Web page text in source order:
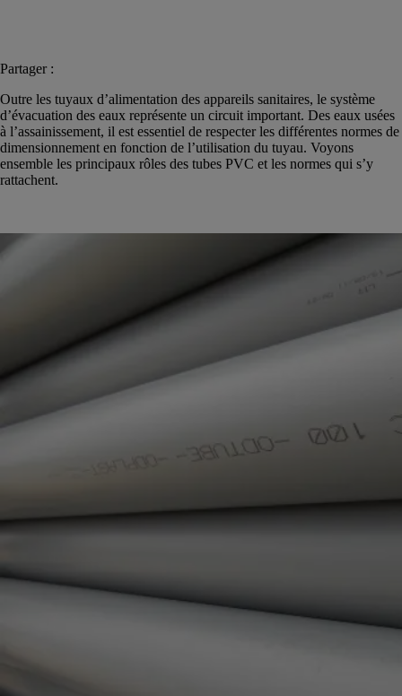
Partager :
Outre les tuyaux d’alimentation des appareils sanitaires, le système
d’évacuation des eaux représente un circuit important. Des eaux usées
à l’assainissement, il est essentiel de respecter les différentes normes de
dimensionnement en fonction de l’utilisation du tuyau. Voyons
ensemble les principaux rôles des tubes PVC et les normes qui s’y
rattachent.